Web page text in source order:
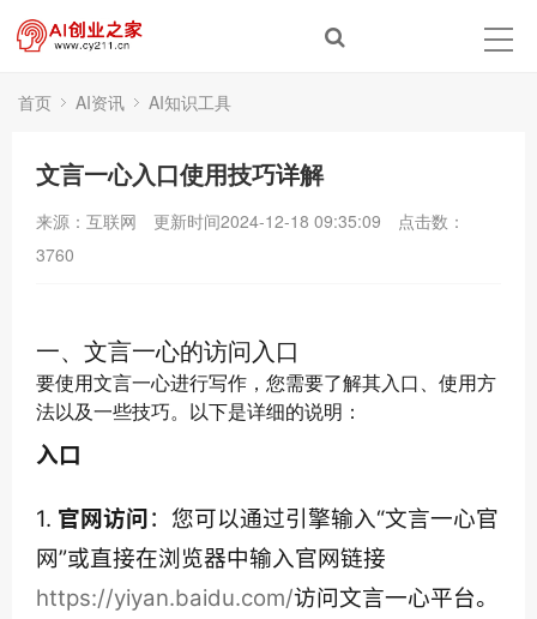
首页 AI资讯 AI知识工具
文言一心入口使用技巧详解
来源：互联网 更新时间2024-12-18 09:35:09
点击数：
3760
一、文言一心的访问入口
要使用文言一心进行写作，您需要了解其入口、使用方
法以及一些技巧。以下是详细的说明：
入口
1. 官网访问 ：您可以通过引擎输入“文言一心官
网”或直接在浏览器中输入官网链接
https://yiyan.baidu.com/访问文言一心平台。